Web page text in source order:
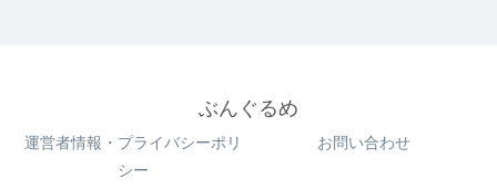
ぶんぐるめ
運営者情報・プライバシーポリ
シー
お問い合わせ